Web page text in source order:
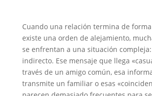
Cuando una relación termina de
existe una orden de alejamiento,
se enfrentan a una situación
indirecto. Ese mensaje que llega
través de un amigo común, esa
transmite un familiar o esas